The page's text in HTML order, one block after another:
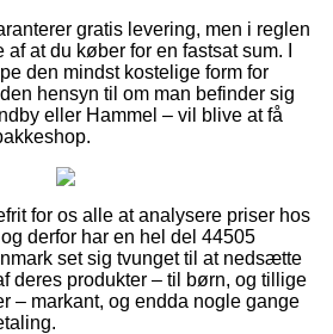
gratis levering, men i reglen
at du køber for en fastsat sum. I
den mindst kostelige form for
hensyn til om man befinder sig
eller Hammel – vil blive at få
for os alle at analysere priser hos
derfor har en hel del 44505
set sig tvunget til at nedsætte
deres produkter – til børn, og tillige
– markant, og endda nogle gange